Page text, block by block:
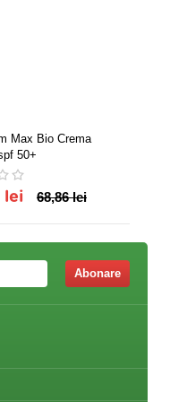
Max Bio Crema
50+
lei 68,86 lei
Abonare